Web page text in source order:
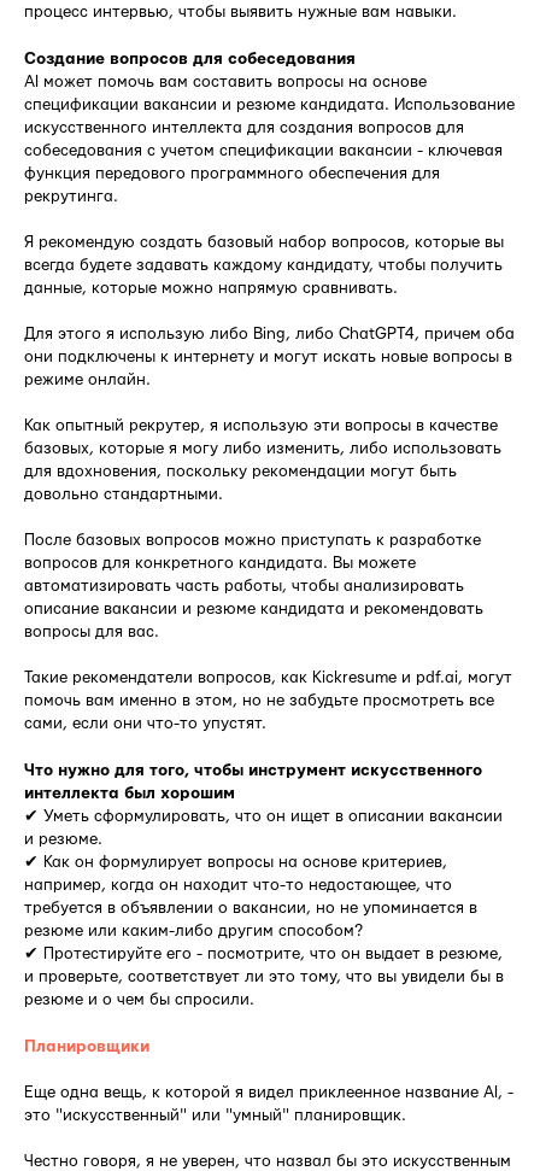
процесс интервью, чтобы выявить нужные вам навыки.
Создание вопросов для собеседования
AI может помочь вам составить вопросы на основе
спецификации вакансии и резюме кандидата. Использование
искусственного интеллекта для создания вопросов для
собеседования с учетом спецификации вакансии - ключевая
функция передового программного обеспечения для
рекрутинга.
Я рекомендую создать базовый набор вопросов, которые вы
всегда будете задавать каждому кандидату, чтобы получить
данные, которые можно напрямую сравнивать.
Для этого я использую либо Bing, либо ChatGPT4, причем оба
они подключены к интернету и могут искать новые вопросы в
режиме онлайн.
Как опытный рекрутер, я использую эти вопросы в качестве
базовых, которые я могу либо изменить, либо использовать
для вдохновения, поскольку рекомендации могут быть
довольно стандартными.
После базовых вопросов можно приступать к разработке
вопросов для конкретного кандидата. Вы можете
автоматизировать часть работы, чтобы анализировать
описание вакансии и резюме кандидата и рекомендовать
вопросы для вас.
Такие рекомендатели вопросов, как Kickresume и pdf.ai, могут
помочь вам именно в этом, но не забудьте просмотреть все
сами, если они что-то упустят.
Что нужно для того, чтобы инструмент искусственного
интеллекта был хорошим
✔ Уметь сформулировать, что он ищет в описании вакансии
и резюме.
✔ Как он формулирует вопросы на основе критериев,
например, когда он находит что-то недостающее, что
требуется в объявлении о вакансии, но не упоминается в
резюме или каким-либо другим способом?
✔ Протестируйте его - посмотрите, что он выдает в резюме,
и проверьте, соответствует ли это тому, что вы увидели бы в
резюме и о чем бы спросили.
Планировщики
Еще одна вещь, к которой я видел приклеенное название AI, -
это "искусственный" или "умный" планировщик.
Честно говоря, я не уверен, что назвал бы это искусственным